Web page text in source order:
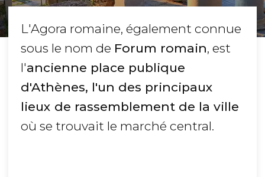
L'Agora romaine, également connue
sous le nom de Forum romain, est
l'ancienne place publique
d'Athènes, l'un des principaux
lieux de rassemblement de la ville
où se trouvait le marché central.